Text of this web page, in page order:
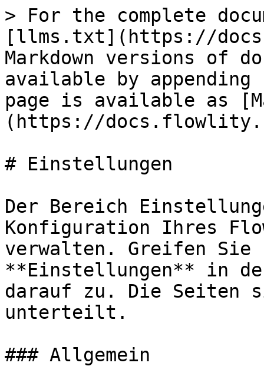
> For the complete
[llms.txt](https://
Markdown versions of
available by
page is available as
(https://
# Einstellungen
Der Bereich
Konfiguration Ihres
verwalten. Greifen Sie
**Einstellungen** in
darauf zu. Die Seiten
unterteilt.
### Allgemein